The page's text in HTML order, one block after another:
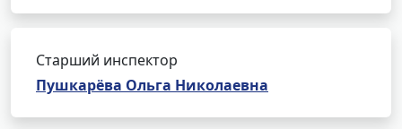
Старший инспектор
Пушкарёва Ольга Николаевна